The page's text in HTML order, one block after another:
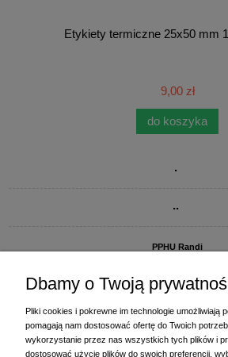
Etykiety termiczne 25x50 mm
9,00 zł
do koszyka
.
..
PPHU Randi
ul. Starogardzka 77 (wjazd od ul.
Dbamy o Twoją
Pliki cookies i pokrewne im technologie umożliwiają
pomagają nam dostosować ofertę do Twoich
wykorzystanie przez nas wszystkich tych plików i
dostosować użycie plików do swoich preferencji,